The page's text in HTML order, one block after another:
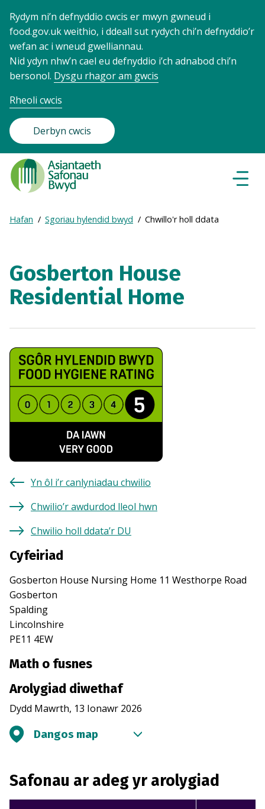
Rydym ni’n defnyddio cwcis er mwyn gwneud i
food.gov.uk weithio, i ddeall sut rydych chi’n defnyddio’r
wefan ac i wneud gwelliannau.
Nid ydyn nhw’n cael eu defnyddio i’ch adnabod chi’n
bersonol. Dysgu rhagor am gwcis
Rheoli cwcis
Derbyn cwcis
Food
Standards
Agency
Frontpage
Breadcrumb
Expand
breadcrumb
Hafan Sgoriau hylendid bwyd Chwillo'r holl ddata
Gosberton House
Residential Home
Yn ôl i’r canlyniadau chwilio
Chwilio’r awdurdod lleol hwn
Chwilio holl ddata’r DU
Cyfeiriad
Gosberton House Nursing Home 11 Westhorpe Road
Gosberton
Spalding
Lincolnshire
PE11 4EW
Math o fusnes
Arolygiad diwethaf
Dydd Mawrth, 13 Ionawr 2026
Dangos map
Safonau ar adeg yr arolygiad